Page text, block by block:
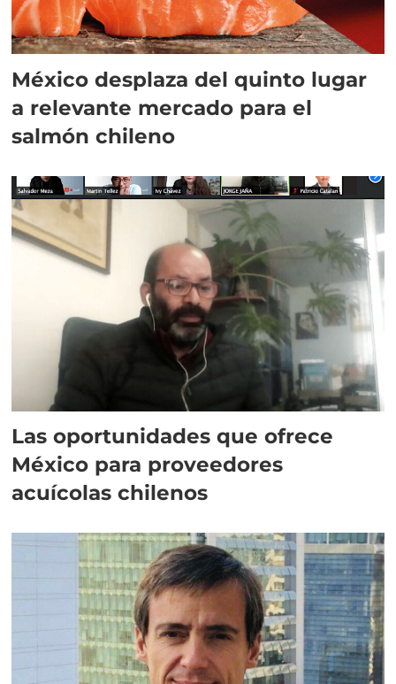
México desplaza del quinto lugar
a relevante mercado para el
salmón chileno
Las oportunidades que ofrece
México para proveedores
acuícolas chilenos